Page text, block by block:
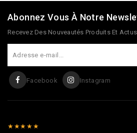
Abonnez Vous À Notre
Recevez Des Nouveautés Produits Et
Facebook Instagram
★★★★★